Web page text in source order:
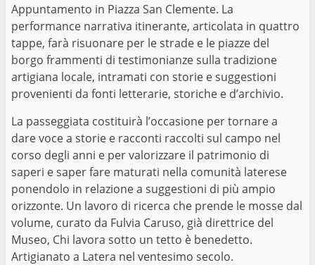
Appuntamento in Piazza San Clemente. La
performance narrativa itinerante, articolata in quattro
tappe, farà risuonare per le strade e le piazze del
borgo frammenti di testimonianze sulla tradizione
artigiana locale, intramati con storie e suggestioni
provenienti da fonti letterarie, storiche e d’archivio.
La passeggiata costituirà l’occasione per tornare a
dare voce a storie e racconti raccolti sul campo nel
corso degli anni e per valorizzare il patrimonio di
saperi e saper fare maturati nella comunità laterese
ponendolo in relazione a suggestioni di più ampio
orizzonte. Un lavoro di ricerca che prende le mosse dal
volume, curato da Fulvia Caruso, già direttrice del
Museo, Chi lavora sotto un tetto è benedetto.
Artigianato a Latera nel ventesimo secolo.